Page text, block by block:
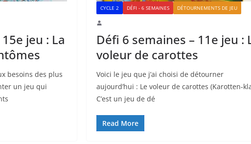
jeu : La
besoins des plus
un jeu qui
CYCLE 2 DÉFI - 6 SEMAINES DÉTOURNEMENTS DE JEU
Défi 6 semaines – 11e jeu :
voleur de carottes
Voici le jeu que j’ai choisi de détourner
aujourd’hui : Le voleur de carottes (Karotten-
C’est un jeu de dé
Read More